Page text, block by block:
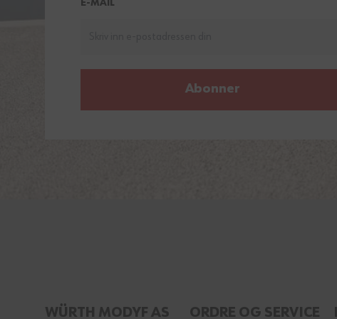
E-MAIL
Abonner
WÜRTH MODYF AS ORDRE OG SERVICE